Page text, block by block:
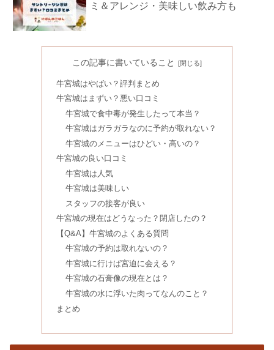
ミ＆アレンジ・美味しい飲み方も
ジャスミン茶が好きな人の特徴｜女性
の効能は濡れる？男性は？
きび砂糖は危険？代用はてんさい糖＆
三温糖？効果や体に悪いの噂も
サイゼリヤで勉強！ドリンクバーのみ
何時間？ファミレス勉強はうざい？
カフェイン量ランキング【比較表】オ
ロナミンCやおーいお茶は？
ヨーグルトを食べてはいけない人＆は
ちみつがダメな理由は太る？
からだすこやか茶は危険？効果の口コ
ミ｜飲むタイミングは？
この記事に書いていること
牛宮城はやばい？評判まとめ
牛宮城はまずい？悪い口コミ
牛宮城で食中毒が発生したって本当？
牛宮城はガラガラなのに予約が取れない？
牛宮城のメニューはひどい・高いの？
牛宮城の良い口コミ
牛宮城は人気
牛宮城は美味しい
スタッフの接客が良い
牛宮城の現在はどうなった？閉店したの？
【Q&A】牛宮城のよくある質問
牛宮城の予約は取れないの？
牛宮城に行けば宮迫に会える？
牛宮城の石膏像の現在とは？
牛宮城の水に浮いた肉ってなんのこと？
まとめ